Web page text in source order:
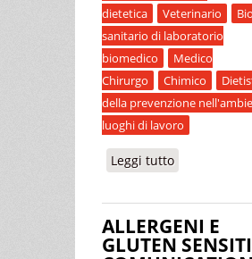
dietetica
Veterinario
sanitario di laboratorio
biomedico
Medico
Chirurgo
Chimico
della prevenzione
luoghi di lavoro
Leggi tutto
GESTIONE
PER
ALLERGENI E
GLUTEN